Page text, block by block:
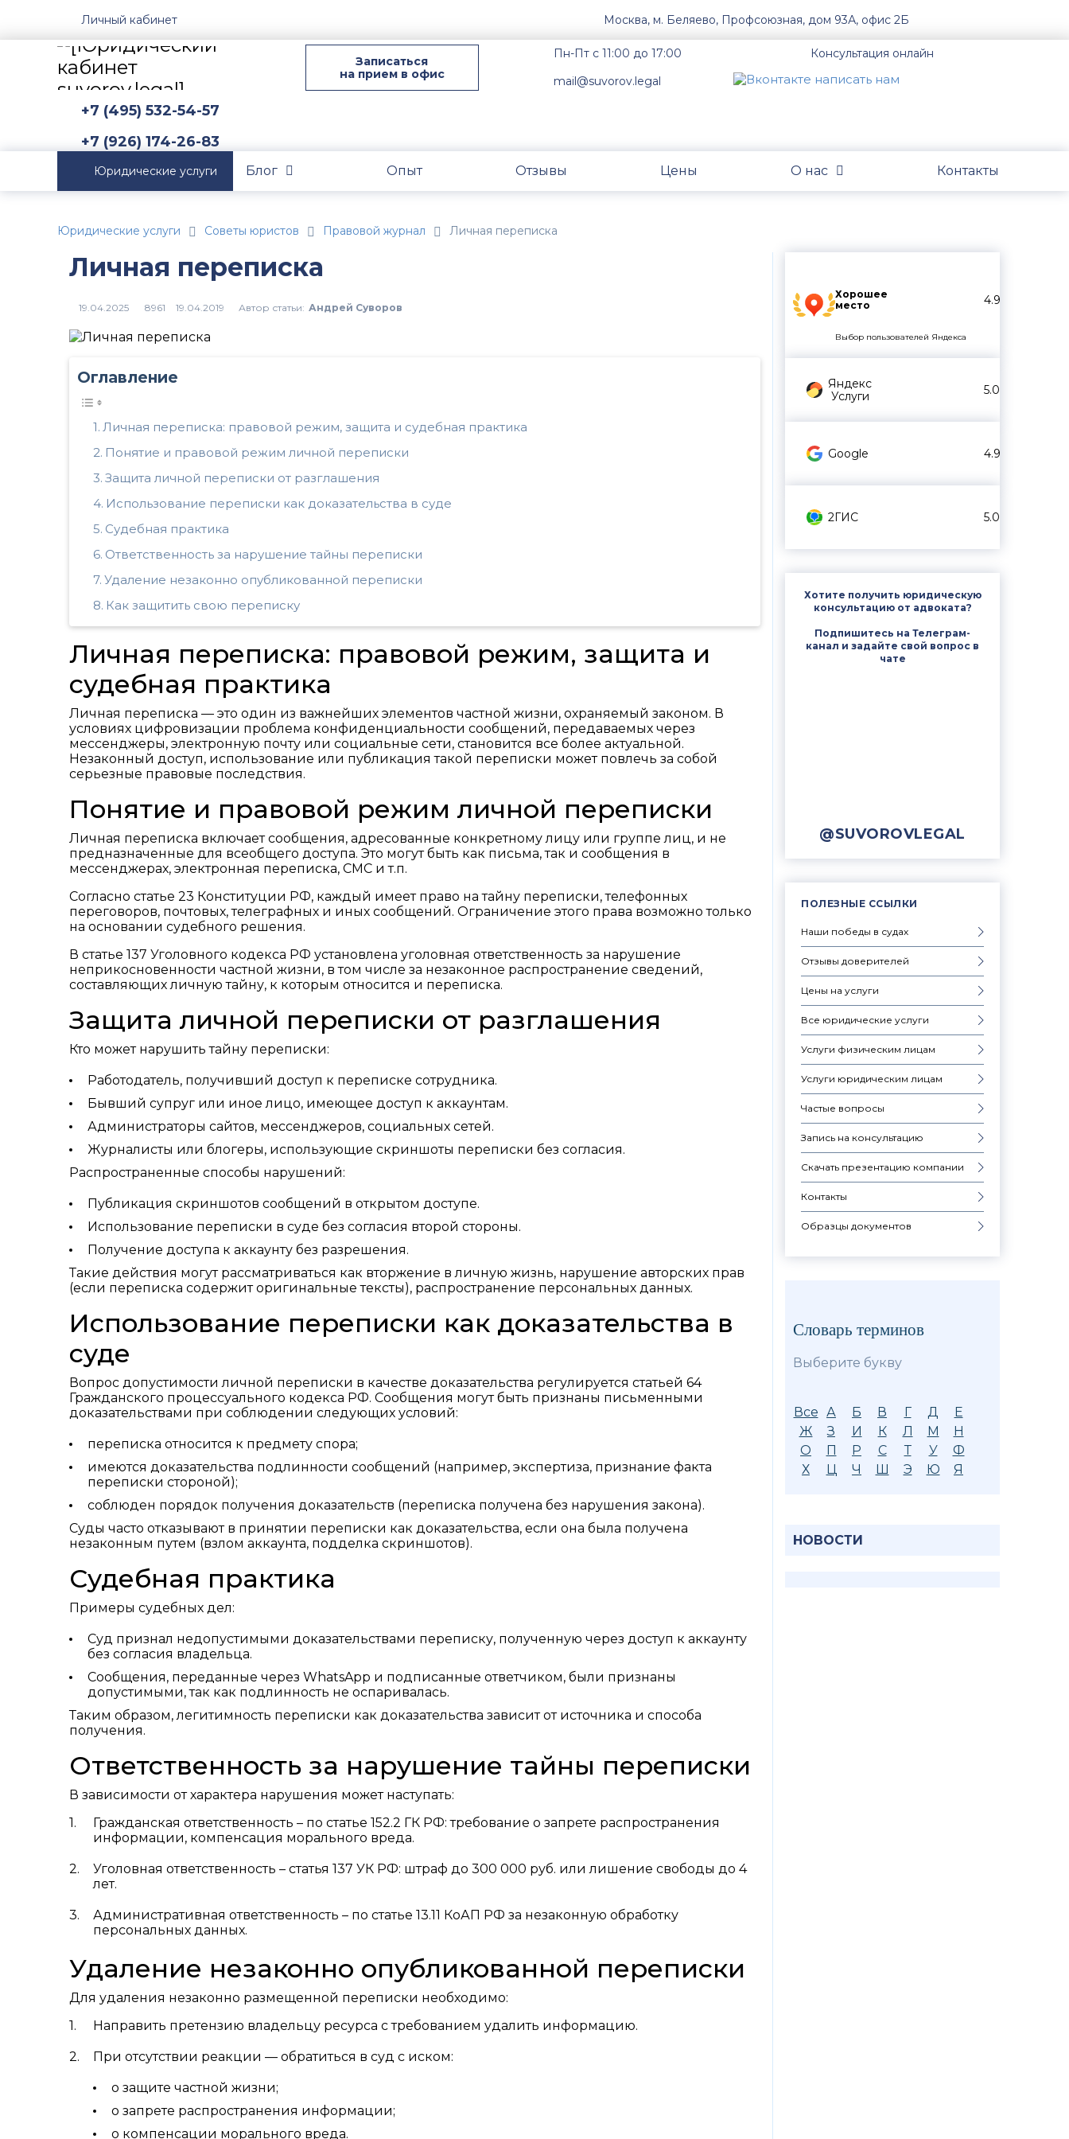
Личный кабинет Москва, м. Беляево, Профсоюзная, дом 93А, офис 2Б
Записаться
на прием в офис
Пн-Пт с 11:00 до 17:00
mail@suvorov.legal
Консультация онлайн
+7 (495) 532-54-57
+7 (926) 174-26-83
Юридические услуги Блог Опыт Отзывы Цены О нас Контакты
Юридические услуги Советы юристов Правовой журнал Личная переписка
Хорошее
место
4.9
Выбор пользователей Яндекса
Яндекс
Услуги
5.0
Google 4.9
2ГИС 5.0
Хотите получить юридическую
консультацию от адвоката?
Подпишитесь на Телеграм-
канал и задайте свой вопрос в
чате
@SUVOROVLEGAL
ПОЛЕЗНЫЕ ССЫЛКИ
Наши победы в судах
Отзывы доверителей
Цены на услуги
Все юридические услуги
Услуги физическим лицам
Услуги юридическим лицам
Частые вопросы
Запись на консультацию
Скачать презентацию компании
Контакты
Образцы документов
Словарь терминов
Выберите букву
Все А Б В Г Д
Е
Ж
З И К Л М
Н
О
П Р С Т У
Ф
Х
Ц Ч Ш Э Ю Я
НОВОСТИ
Личная переписка
8961 Автор статьи: Андрей Суворов
Оглавление
Личная переписка: правовой режим, защита и судебная практика
Понятие и правовой режим личной переписки
Защита личной переписки от разглашения
Использование переписки как доказательства в суде
Судебная практика
Ответственность за нарушение тайны переписки
Удаление незаконно опубликованной переписки
Как защитить свою переписку
Личная переписка: правовой режим, защита и
судебная практика
Личная переписка — это один из важнейших элементов частной жизни, охраняемый законом. В
условиях цифровизации проблема конфиденциальности сообщений, передаваемых через
мессенджеры, электронную почту или социальные сети, становится все более актуальной.
Незаконный доступ, использование или публикация такой переписки может повлечь за собой
серьезные правовые последствия.
Понятие и правовой режим личной переписки
Личная переписка включает сообщения, адресованные конкретному лицу или группе лиц, и не
предназначенные для всеобщего доступа. Это могут быть как письма, так и сообщения в
мессенджерах, электронная переписка, СМС и т.п.
Согласно статье 23 Конституции РФ, каждый имеет право на тайну переписки, телефонных
переговоров, почтовых, телеграфных и иных сообщений. Ограничение этого права возможно только
на основании судебного решения.
В статье 137 Уголовного кодекса РФ установлена уголовная ответственность за нарушение
неприкосновенности частной жизни, в том числе за незаконное распространение сведений,
составляющих личную тайну, к которым относится и переписка.
Защита личной переписки от разглашения
Кто может нарушить тайну переписки:
Работодатель, получивший доступ к переписке сотрудника.
Бывший супруг или иное лицо, имеющее доступ к аккаунтам.
Администраторы сайтов, мессенджеров, социальных сетей.
Журналисты или блогеры, использующие скриншоты переписки без согласия.
Распространенные способы нарушений:
Публикация скриншотов сообщений в открытом доступе.
Использование переписки в суде без согласия второй стороны.
Получение доступа к аккаунту без разрешения.
Такие действия могут рассматриваться как вторжение в личную жизнь, нарушение авторских прав
(если переписка содержит оригинальные тексты), распространение персональных данных.
Использование переписки как доказательства в
суде
Вопрос допустимости личной переписки в качестве доказательства регулируется статьей 64
Гражданского процессуального кодекса РФ. Сообщения могут быть признаны письменными
доказательствами при соблюдении следующих условий:
переписка относится к предмету спора;
имеются доказательства подлинности сообщений (например, экспертиза, признание факта
переписки стороной);
соблюден порядок получения доказательств (переписка получена без нарушения закона).
Суды часто отказывают в принятии переписки как доказательства, если она была получена
незаконным путем (взлом аккаунта, подделка скриншотов).
Судебная практика
Примеры судебных дел:
Суд признал недопустимыми доказательствами переписку, полученную через доступ к аккаунту
без согласия владельца.
Сообщения, переданные через WhatsApp и подписанные ответчиком, были признаны
допустимыми, так как подлинность не оспаривалась.
Таким образом, легитимность переписки как доказательства зависит от источника и способа
получения.
Ответственность за нарушение тайны переписки
В зависимости от характера нарушения может наступать:
Гражданская ответственность – по статье 152.2 ГК РФ: требование о запрете распространения
информации, компенсация морального вреда.
Уголовная ответственность – статья 137 УК РФ: штраф до 300 000 руб. или лишение свободы до 4
лет.
Административная ответственность – по статье 13.11 КоАП РФ за незаконную обработку
персональных данных.
Удаление незаконно опубликованной переписки
Для удаления незаконно размещенной переписки необходимо:
Направить претензию владельцу ресурса с требованием удалить информацию.
При отсутствии реакции — обратиться в суд с иском:
о защите частной жизни;
о запрете распространения информации;
о компенсации морального вреда.